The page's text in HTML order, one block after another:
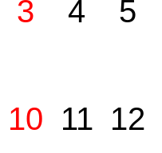
3 4 5
10 11 12